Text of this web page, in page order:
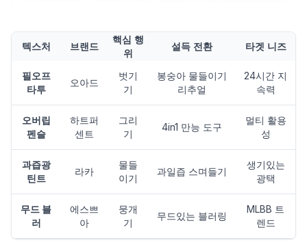
텍스처 브랜드
핵심 행
위
설득 전환 타겟 니즈
필오프
타투
오아드
벗기
기
봉숭아 물들이기
리추얼
24시간 지
속력
오버립
펜슬
하트퍼
센트
그리
기
4in1 만능 도구
멀티 활용
성
과즙광
틴트
라카
물들
이기
과일즙 스며들기
생기있는
광택
무드 블
러
에스쁘
아
뭉개
기
무드있는 블러링
MLBB 트
렌드